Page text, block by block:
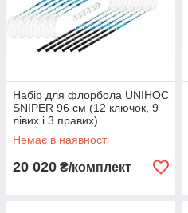
Набір для флорбола UNIHOC
SNIPER 96 см (12 ключок, 9
лівих і 3 правих)
Немає в наявності
20 020 ₴/комплект